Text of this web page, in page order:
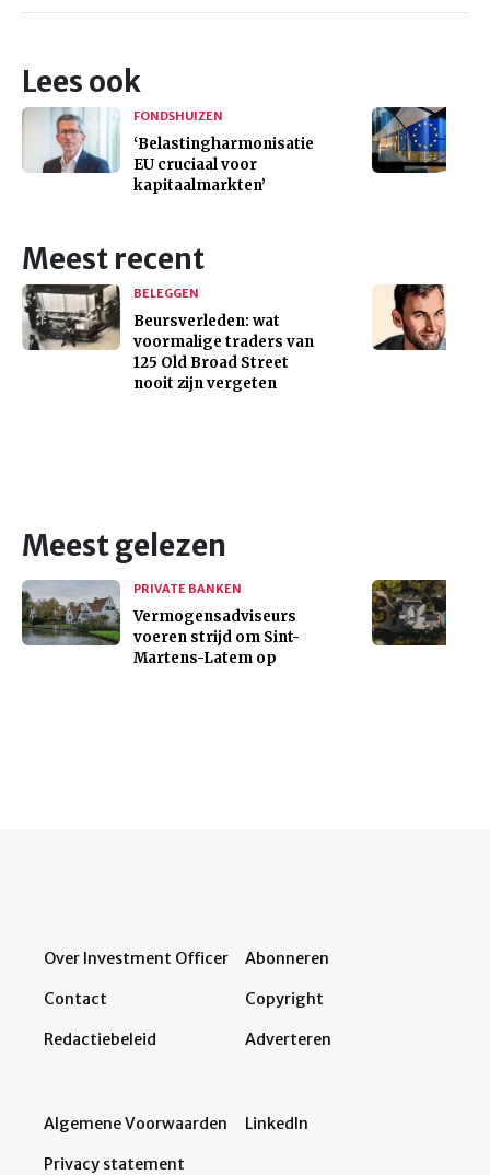
Lees ook
FONDSHUIZEN
‘Belastingharmonisatie
EU cruciaal voor
kapitaalmarkten’
Meest recent
BELEGGEN
Beursverleden: wat
voormalige traders van
125 Old Broad Street
nooit zijn vergeten
Meest gelezen
PRIVATE BANKEN
Vermogensadviseurs
voeren strijd om Sint-
Martens-Latem op
Over Investment Officer
Contact
Redactiebeleid
Abonneren
Copyright
Adverteren
Algemene Voorwaarden
Privacy statement
LinkedIn